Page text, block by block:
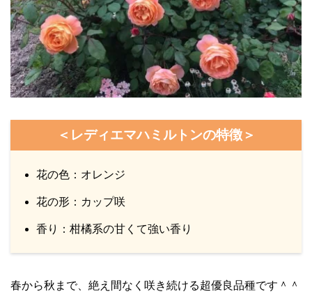
＜レディエマハミルトンの特徴＞
花の色：オレンジ
花の形：カップ咲
香り：柑橘系の甘くて強い香り
春から秋まで、絶え間なく咲き続ける超優良品種です＾＾